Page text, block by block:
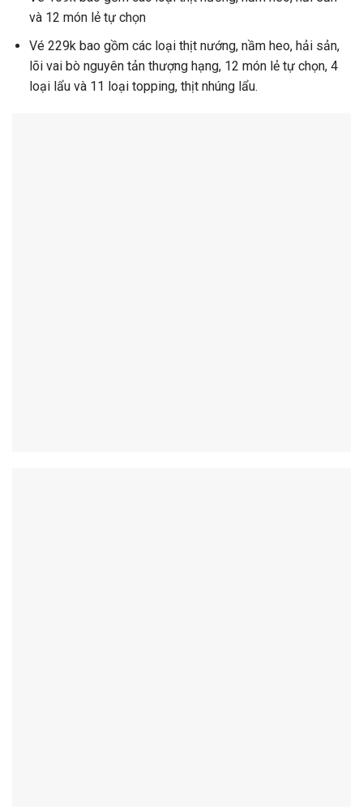
và 12 món lẻ tự chọn
Vé 229k bao gồm các loại thịt nướng, nầm heo, hải sản,
lõi vai bò nguyên tản thượng hạng, 12 món lẻ tự chọn, 4
loại lẩu và 11 loại topping, thịt nhúng lẩu.